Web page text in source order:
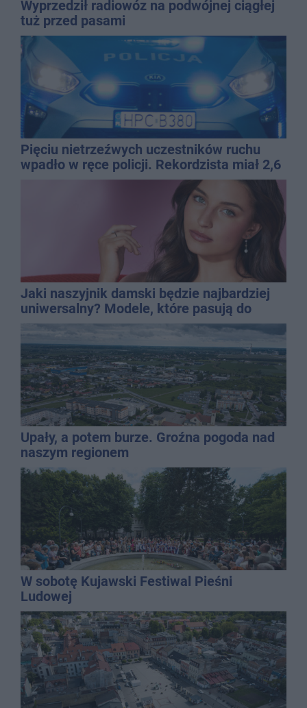
Wyprzedził radiowóz na podwójnej ciągłej
tuż przed pasami
Pięciu nietrzeźwych uczestników ruchu
wpadło w ręce policji. Rekordzista miał 2,6
Jaki naszyjnik damski będzie najbardziej
uniwersalny? Modele, które pasują do
wielu stylizacji
Upały, a potem burze. Groźna pogoda nad
naszym regionem
W sobotę Kujawski Festiwal Pieśni
Ludowej